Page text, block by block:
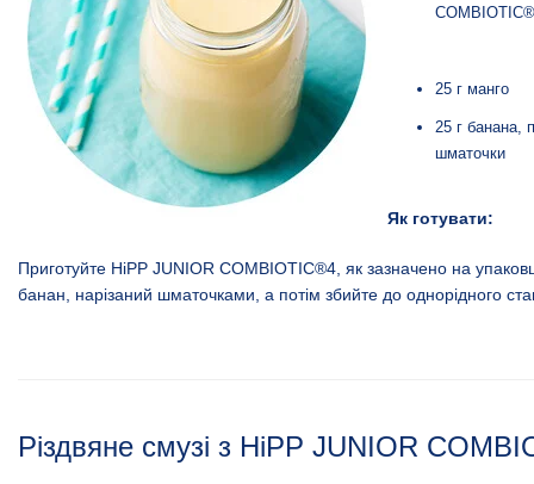
25 г манго
25 г банана,
шматочки
Як готувати:
Приготуйте HiPP JUNIOR COMBIOTIC®4 , як зазначено на
банан, нарізаний шматочками, а потім збийте до однорідного
Різдвяне смузі з HiPP JUNIOR